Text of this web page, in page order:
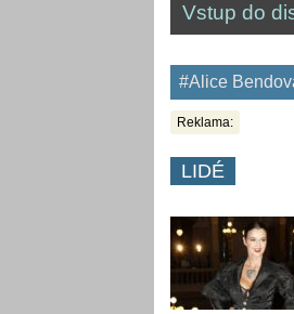
Vstup do
#Alice
Reklama:
LIDÉ